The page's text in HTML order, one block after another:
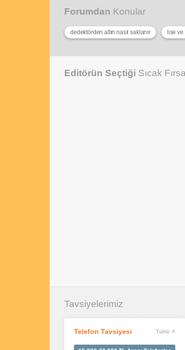
Forumdan Konular
dedektörden altın nasıl saklanır lise
Editörün Seçtiği Sıcak
Tavsiyelerimiz
Telefon Tavsiyesi Tümü